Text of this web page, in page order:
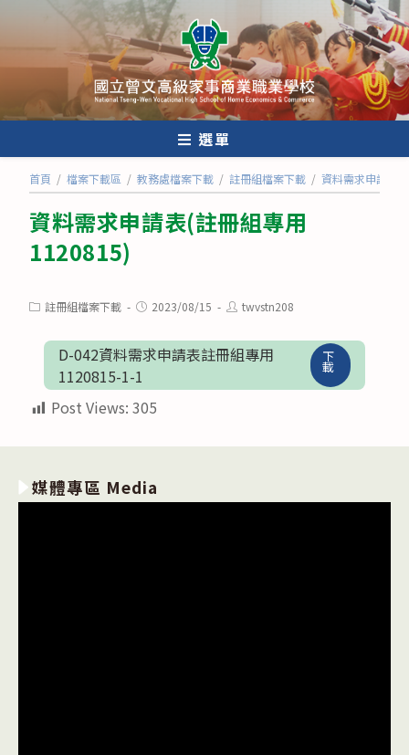
內
選單
首頁 / 檔案下載區 / 教務處檔案下載 / 註冊組檔案下載 / 資料需求申請表(
資料需求申請表(註冊組專用
1120815)
Post註冊組檔案下載
Post2023/08/15
Posttwvstn208
D-042資料需求申請表註冊組專用
1120815-1-1
下
載
Post Views: 305
媒體專區 Media